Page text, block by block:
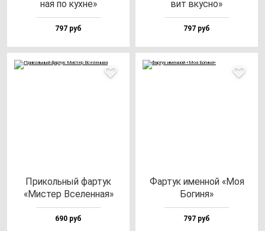
ная по кух­не»
797 руб
вит вкус­но»
797 руб
При­коль­ный фар­тук
«Мис­тер Все­лен­ная»
690 руб
Фар­тук имен­ной «Моя
Боги­ня»
797 руб